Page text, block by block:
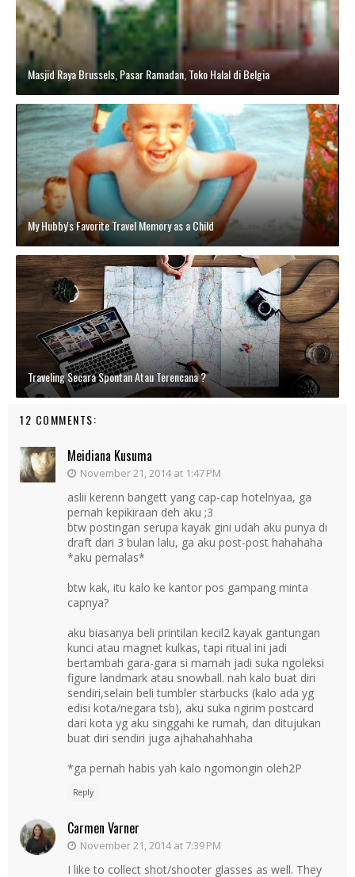
Masjid Raya Brussels, Pasar Ramadan, Toko Halal di Belgia
My Hubby's Favorite Travel Memory as a Child
Traveling Secara Spontan Atau Terencana ?
12 COMMENTS:
Meidiana Kusuma
November 21, 2014 at 1:47 PM
aslii kerenn bangett yang cap-cap hotelnyaa, ga
pernah kepikiraan deh aku ;3
btw postingan serupa kayak gini udah aku punya di
draft dari 3 bulan lalu, ga aku post-post hahahaha
*aku pemalas*
btw kak, itu kalo ke kantor pos gampang minta
capnya?
aku biasanya beli printilan kecil2 kayak gantungan
kunci atau magnet kulkas, tapi ritual ini jadi
bertambah gara-gara si mamah jadi suka ngoleksi
figure landmark atau snowball. nah kalo buat diri
sendiri,selain beli tumbler starbucks (kalo ada yg
edisi kota/negara tsb), aku suka ngirim postcard
dari kota yg aku singgahi ke rumah, dan ditujukan
buat diri sendiri juga ajhahahahhaha
*ga pernah habis yah kalo ngomongin oleh2P
Reply
Carmen Varner
November 21, 2014 at 7:39 PM
I like to collect shot/shooter glasses as well. They